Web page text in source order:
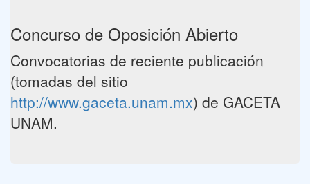
Concurso de Oposición Abierto
Convocatorias de reciente publicación
(tomadas del sitio
http://www.gaceta.unam.mx) de GACETA
UNAM.